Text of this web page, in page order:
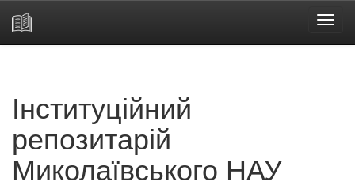
Інституційний
репозитарій
Миколаївського НАУ